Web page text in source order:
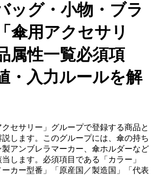
ッグ・小物・ブラ
傘用アクセサリ
属性一覧必須項
・入力ルールを解
セサリー」グループで登録する商品と
します。このグループには、傘の持ち
アンブレラマーカー、傘ホルダーなど
します。必須項目である「カラー」
ーカー型番」「原産国／製造国」「代表